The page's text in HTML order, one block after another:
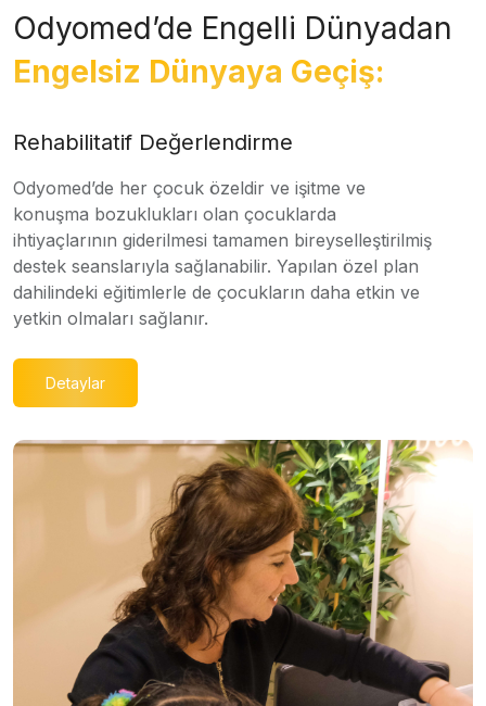
Odyomed’de Engelli Dünyadan
Engelsiz Dünyaya Geçiş:
Rehabilitatif Değerlendirme
Odyomed’de her çocuk özeldir ve işitme ve
konuşma bozuklukları olan çocuklarda
ihtiyaçlarının giderilmesi tamamen bireyselleştirilmiş
destek seanslarıyla sağlanabilir. Yapılan özel plan
dahilindeki eğitimlerle de çocukların daha etkin ve
yetkin olmaları sağlanır.
Detaylar